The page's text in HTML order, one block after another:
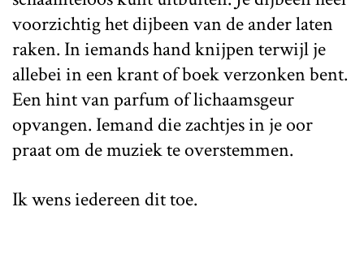
voorzichtig het dijbeen van de ander laten
raken. In iemands hand knijpen terwijl je
allebei in een krant of boek verzonken bent.
Een hint van parfum of lichaamsgeur
opvangen. Iemand die zachtjes in je oor
praat om de muziek te overstemmen.
Ik wens iedereen dit toe.